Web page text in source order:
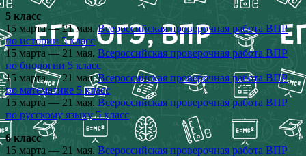
5 класс
15 марта — 21 мая.Всероссийская проверочная работа ВПР
по истории 5 класс
15 марта — 21 мая. Всероссийская проверочная работа ВПР
по биологии 5 класс
15 марта — 21 мая.Всероссийская проверочная работа ВПР
по математике 5 класс
15 марта — 21 мая.Всероссийская проверочная работа ВПР
по русскому языку 5 класс
6 класс
15 марта — 21 мая. Всероссийская проверочная работа ВПР